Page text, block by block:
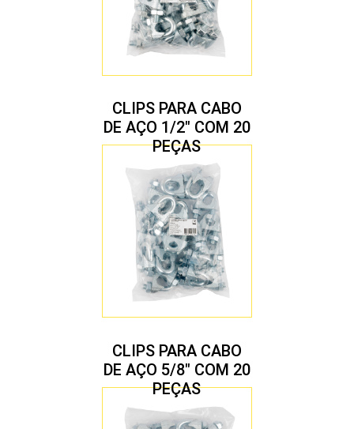
CLIPS PARA CABO
DE AÇO 1/2″ COM 20
PEÇAS
CLIPS PARA CABO
DE AÇO 5/8″ COM 20
PEÇAS